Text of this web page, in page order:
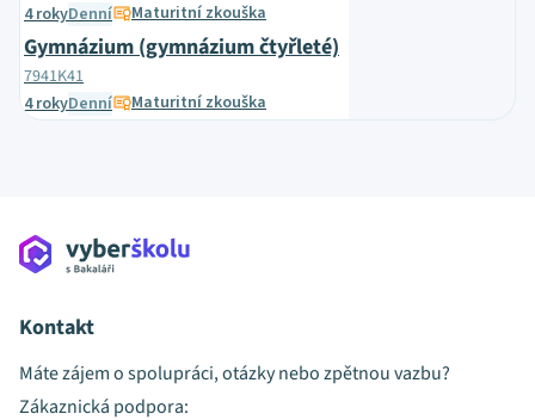
4 rokyDenní Maturitní zkouška
Gymnázium (gymnázium čtyřleté)
7941K41
4 rokyDenní Maturitní zkouška
Kontakt
Máte zájem o spolupráci, otázky nebo zpětnou vazbu?
Zákaznická podpora: